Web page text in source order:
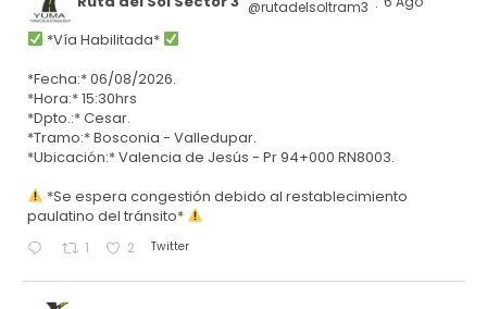
@rutadelsoltram3 ·
*Vía Habilitada*
*Fecha:* 06/08/2026.
*Hora:* 15:30hrs
*Dpto.:* Cesar.
*Tramo:* Bosconia - Valledupar.
*Ubicación:* Valencia de Jesús - Pr 94+000 RN8003.
*Se espera congestión debido al restablecimiento
paulatino del tránsito*
1 2 Twitter